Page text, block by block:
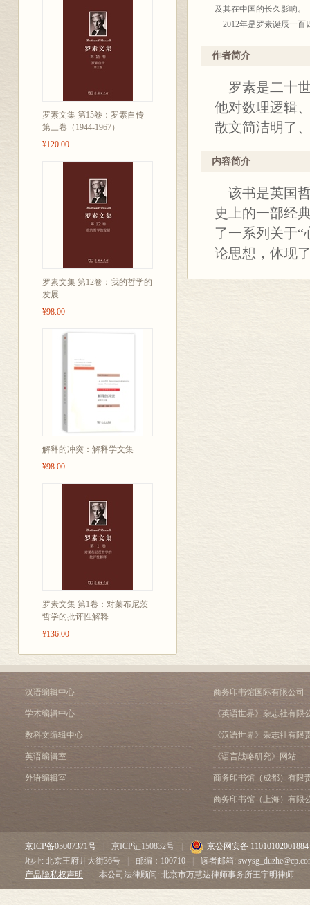
罗素文集 第15卷：罗素自传
第三卷（1944-1967）
¥120.00
罗素文集 第12卷：我的哲学的
发展
¥98.00
解释的冲突：解释学文集
¥98.00
罗素文集 第1卷：对莱布尼茨
哲学的批评性解释
¥136.00
及其在中国的长久影响。
2012年是罗素诞辰一百
著作12部，演讲集和自传
商务印书馆众多译者和
作者简介
罗素是二十
他对数理逻辑
散文简洁明了
内容简介
该书是英国
史上的一部经
了一系列关于“
论思想，体现
汉语编辑中心
学术编辑中心
教科文编辑中心
英语编辑室
外语编辑室
商务印书馆国际有限公司
《英语世界》杂志社有限
《汉语世界》杂志社有限
《语言战略研究》网站
商务印书馆（成都）有限
商务印书馆（上海）有限
京ICP备05007371号 京ICP证150832号
京公网安备
地址: 北京王府井大街36号
邮编：100710
读者邮箱:
产品隐私权声明
本公司法律顾问: 北京市万慧达律师事务所王宇明律师